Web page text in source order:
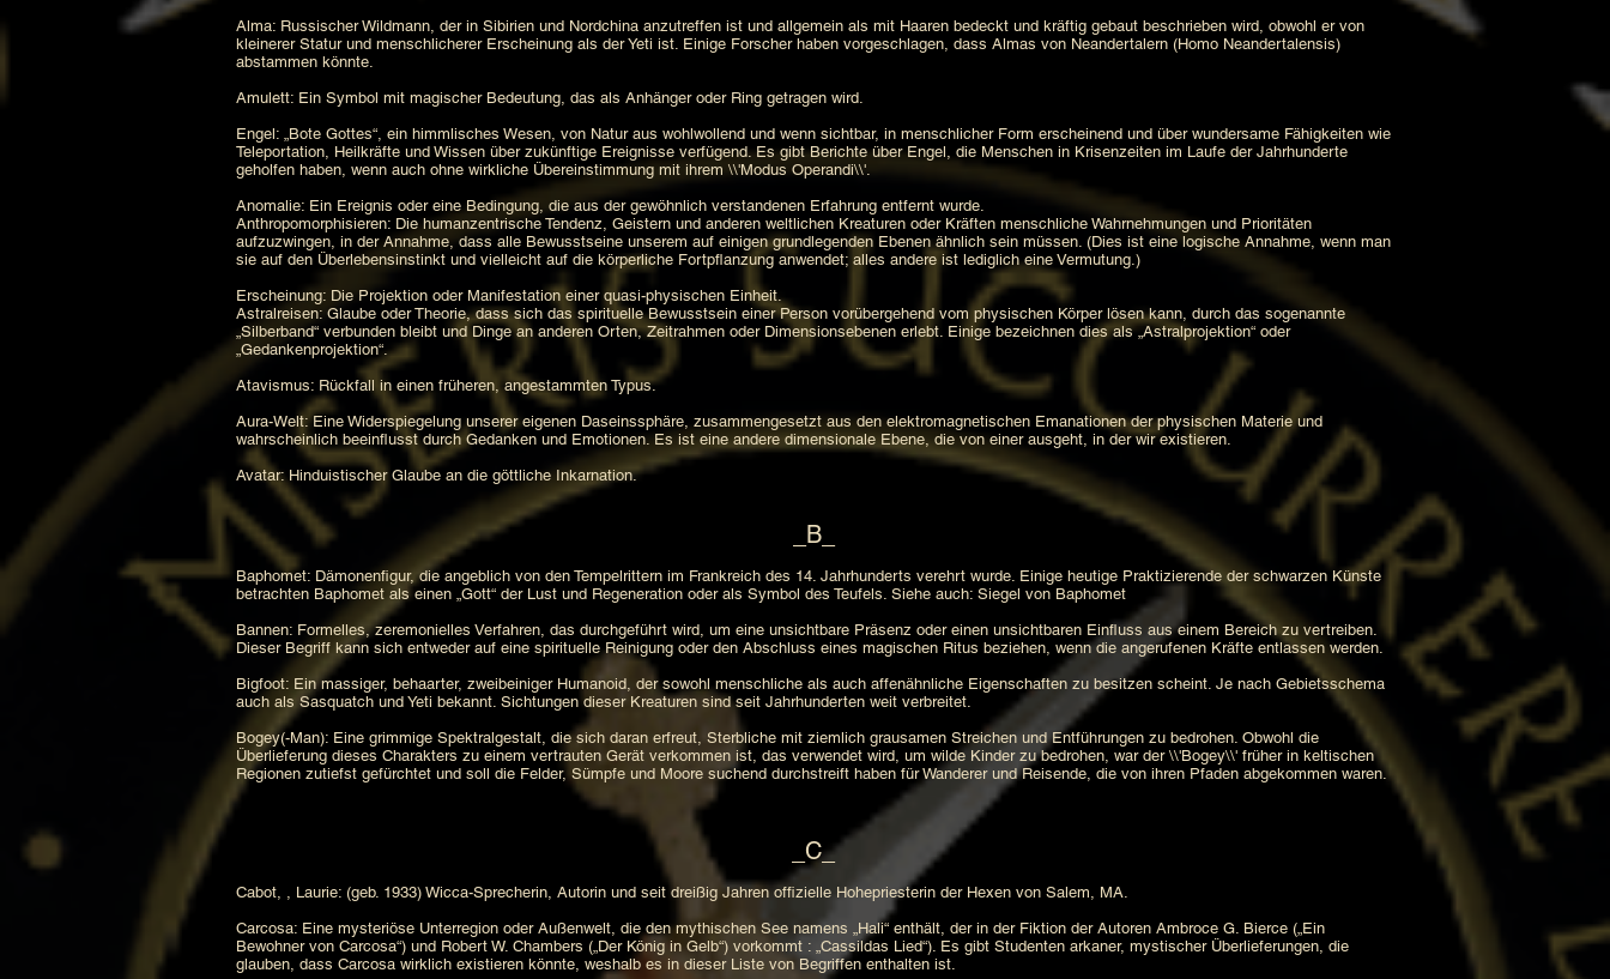
Alma: Russischer Wildmann, der in Sibirien und Nordchina anzutreffen ist und allgemein als mit Haaren bedeckt und kräftig gebaut beschrieben wird, obwohl er von
kleinerer Statur und menschlicherer Erscheinung als der Yeti ist. Einige Forscher haben vorgeschlagen, dass Almas von Neandertalern (Homo Neandertalensis)
abstammen könnte.
Amulett: Ein Symbol mit magischer Bedeutung, das als Anhänger oder Ring getragen wird.
Engel: „Bote Gottes“, ein himmlisches Wesen, von Natur aus wohlwollend und wenn sichtbar, in menschlicher Form erscheinend und über wundersame Fähigkeiten wie
Teleportation, Heilkräfte und Wissen über zukünftige Ereignisse verfügend. Es gibt Berichte über Engel, die Menschen in Krisenzeiten im Laufe der Jahrhunderte
geholfen haben, wenn auch ohne wirkliche Übereinstimmung mit ihrem \\'Modus Operandi\\'.
Anomalie: Ein Ereignis oder eine Bedingung, die aus der gewöhnlich verstandenen Erfahrung entfernt wurde.
Anthropomorphisieren: Die humanzentrische Tendenz, Geistern und anderen weltlichen Kreaturen oder Kräften menschliche Wahrnehmungen und Prioritäten
aufzuzwingen, in der Annahme, dass alle Bewusstseine unserem auf einigen grundlegenden Ebenen ähnlich sein müssen. (Dies ist eine logische Annahme, wenn man
sie auf den Überlebensinstinkt und vielleicht auf die körperliche Fortpflanzung anwendet; alles andere ist lediglich eine Vermutung.)
Erscheinung: Die Projektion oder Manifestation einer quasi-physischen Einheit.
Astralreisen: Glaube oder Theorie, dass sich das spirituelle Bewusstsein einer Person vorübergehend vom physischen Körper lösen kann, durch das sogenannte
„Silberband“ verbunden bleibt und Dinge an anderen Orten, Zeitrahmen oder Dimensionsebenen erlebt. Einige bezeichnen dies als „Astralprojektion“ oder
„Gedankenprojektion“.
Atavismus: Rückfall in einen früheren, angestammten Typus.
Aura-Welt: Eine Widerspiegelung unserer eigenen Daseinssphäre, zusammengesetzt aus den elektromagnetischen Emanationen der physischen Materie und
wahrscheinlich beeinflusst durch Gedanken und Emotionen. Es ist eine andere dimensionale Ebene, die von einer ausgeht, in der wir existieren.
Avatar: Hinduistischer Glaube an die göttliche Inkarnation.
_B_
Baphomet: Dämonenfigur, die angeblich von den Tempelrittern im Frankreich des 14. Jahrhunderts verehrt wurde. Einige heutige Praktizierende der schwarzen Künste
betrachten Baphomet als einen „Gott“ der Lust und Regeneration oder als Symbol des Teufels. Siehe auch: Siegel von Baphomet
Bannen: Formelles, zeremonielles Verfahren, das durchgeführt wird, um eine unsichtbare Präsenz oder einen unsichtbaren Einfluss aus einem Bereich zu vertreiben.
Dieser Begriff kann sich entweder auf eine spirituelle Reinigung oder den Abschluss eines magischen Ritus beziehen, wenn die angerufenen Kräfte entlassen werden.
Bigfoot: Ein massiger, behaarter, zweibeiniger Humanoid, der sowohl menschliche als auch affenähnliche Eigenschaften zu besitzen scheint. Je nach Gebietsschema
auch als Sasquatch und Yeti bekannt. Sichtungen dieser Kreaturen sind seit Jahrhunderten weit verbreitet.
Bogey(-Man): Eine grimmige Spektralgestalt, die sich daran erfreut, Sterbliche mit ziemlich grausamen Streichen und Entführungen zu bedrohen. Obwohl die
Überlieferung dieses Charakters zu einem vertrauten Gerät verkommen ist, das verwendet wird, um wilde Kinder zu bedrohen, war der \\'Bogey\\' früher in keltischen
Regionen zutiefst gefürchtet und soll die Felder, Sümpfe und Moore suchend durchstreift haben für Wanderer und Reisende, die von ihren Pfaden abgekommen waren.
_C_
Cabot, , Laurie: (geb. 1933) Wicca-Sprecherin, Autorin und seit dreißig Jahren offizielle Hohepriesterin der Hexen von Salem, MA.
Carcosa: Eine mysteriöse Unterregion oder Außenwelt, die den mythischen See namens „Hali“ enthält, der in der Fiktion der Autoren Ambroce G. Bierce („Ein
Bewohner von Carcosa“) und Robert W. Chambers („Der König in Gelb“) vorkommt : „Cassildas Lied“). Es gibt Studenten arkaner, mystischer Überlieferungen, die
glauben, dass Carcosa wirklich existieren könnte, weshalb es in dieser Liste von Begriffen enthalten ist.